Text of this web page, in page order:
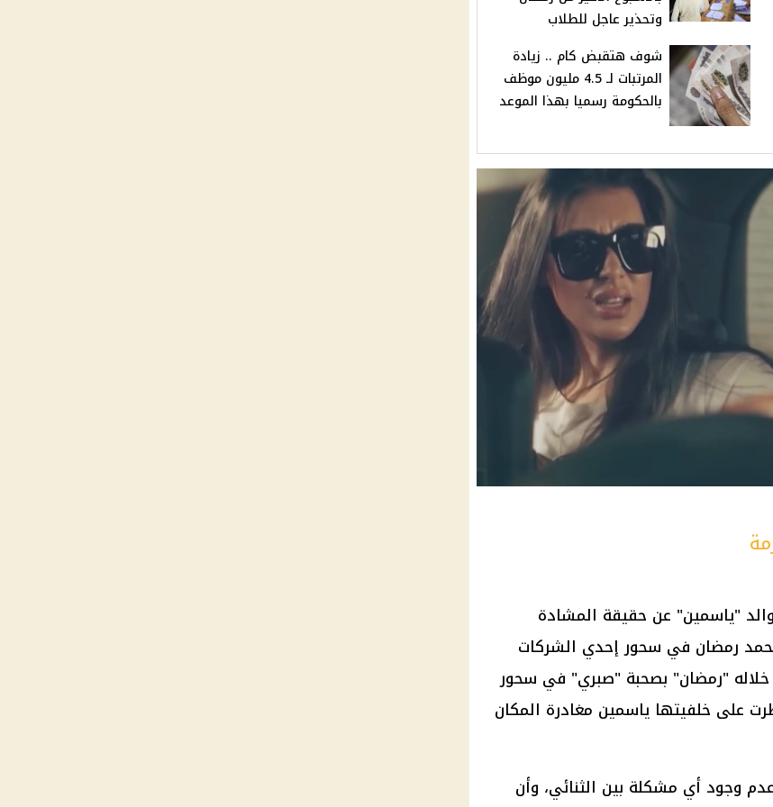
وتحذير عاجل للطلاب
شوف هتقبض كام .. زيادة
المرتبات لـ 4.5 مليون موظف
بالحكومة رسميا بهذا الموعد
"ياسمين" عن حقيقة المشادة
رمضان في سحور إحدي الشركات
"رمضان" بصحبة "صبري" في سحور
على خلفيتها ياسمين مغادرة المكان
وجود أي مشكلة بين الثنائي، وأن